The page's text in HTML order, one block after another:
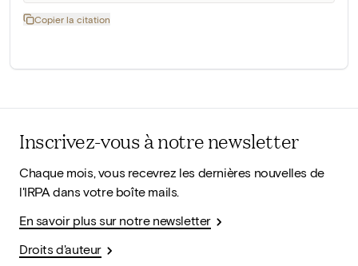
Copier la citation
Inscrivez-vous à notre newsletter
Chaque mois, vous recevrez les dernières nouvelles de
l'IRPA dans votre boîte mails.
En savoir plus sur notre newsletter
Droits d'auteur